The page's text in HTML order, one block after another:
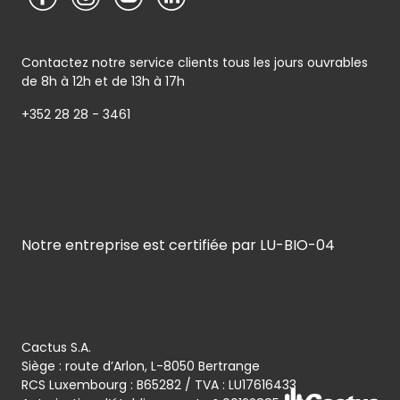
Contactez notre service clients tous les jours ouvrables
de 8h à 12h et de 13h à 17h
+352 28 28 - 3461
Cactus S.A.
Siège : route d’Arlon, L-8050 Bertrange
RCS Luxembourg : B65282 / TVA : LU17616433
Notre entreprise est certifiée par LU-BIO-04